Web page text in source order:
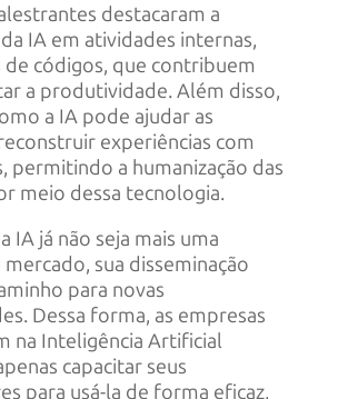
destacaram a
IA em atividades internas,
códigos, que contribuem
a produtividade. Além disso,
a IA pode ajudar as
experiências com
permitindo a humanização das
meio dessa tecnologia.
IA já não seja mais uma
sua disseminação
para novas
Dessa forma, as empresas
na Inteligência Artificial
capacitar seus
para usá-la de forma eficaz,